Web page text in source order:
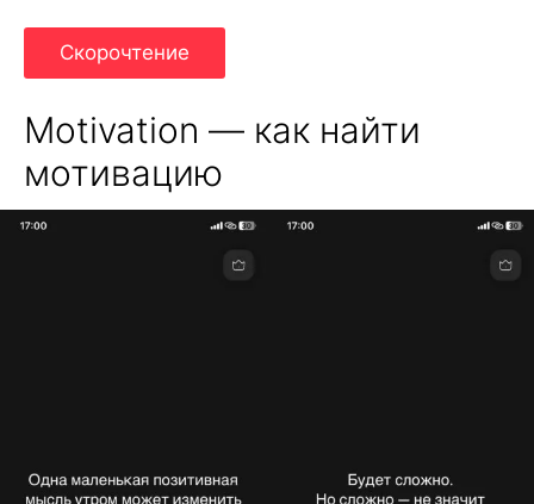
Скорочтение
Motivation — как найти
мотивацию